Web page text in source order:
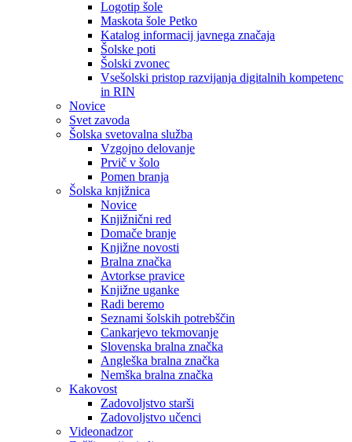
Logotip šole
Maskota šole Petko
Katalog informacij javnega značaja
Šolske poti
Šolski zvonec
Vsešolski pristop razvijanja digitalnih kompetenc
in RIN
Novice
Svet zavoda
Šolska svetovalna služba
Vzgojno delovanje
Prvič v šolo
Pomen branja
Šolska knjižnica
Novice
Knjižnični red
Domače branje
Knjižne novosti
Bralna značka
Avtorkse pravice
Knjižne uganke
Radi beremo
Seznami šolskih potrebščin
Cankarjevo tekmovanje
Slovenska bralna značka
Angleška bralna značka
Nemška bralna značka
Kakovost
Zadovoljstvo starši
Zadovoljstvo učenci
Videonadzor